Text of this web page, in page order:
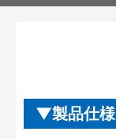
製品仕様